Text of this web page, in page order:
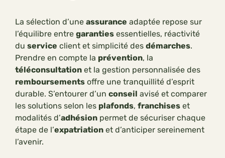
La sélection d’une assurance adaptée repose sur
l’équilibre entre garanties essentielles, réactivité
du service client et simplicité des démarches.
Prendre en compte la prévention, la
téléconsultation et la gestion personnalisée des
remboursements offre une tranquillité d’esprit
durable. S’entourer d’un conseil avisé et comparer
les solutions selon les plafonds, franchises et
modalités d’adhésion permet de sécuriser chaque
étape de l’expatriation et d’anticiper sereinement
l’avenir.